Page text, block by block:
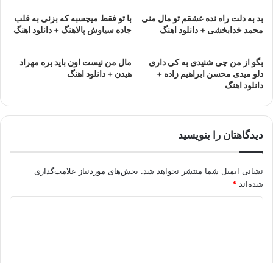
بد به دلت راه نده عشقم تو مال منی
محمد خدابخشی + دانلود اهنگ
با تو فقط میچسبه که بزنی به قلب
جاده سیاوش پالاهنگ + دانلود اهنگ
بگو از من چی شنیدی به کی داری
دلو میدی محسن ابراهیم زاده +
دانلود اهنگ
مال من نیست اون باید بره مهراد
هیدن + دانلود اهنگ
دیدگاهتان را بنویسید
نشانی ایمیل شما منتشر نخواهد شد. بخش‌های موردنیاز علامت‌گذاری
شده‌اند *